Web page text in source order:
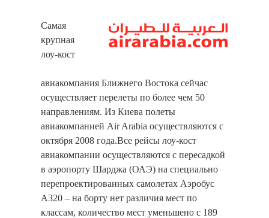
Самая
крупная
лоу-кост
авиакомпания Ближнего Востока сейчас
осуществляет перелеты по более чем 50
направлениям. Из Киева полеты
авиакомпанией Air Arabia осуществляются с
октября 2008 года.Все рейсы лоу-кост
авиакомпании осуществляются с пересадкой
в аэропорту Шарджа (ОАЭ) на специально
перепроектированных самолетах Аэробус
А320 – на борту нет различия мест по
классам, количество мест уменьшено с 189